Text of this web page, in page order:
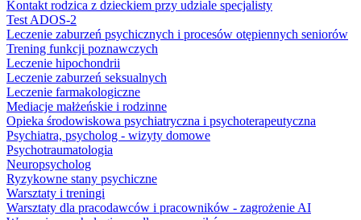
Kontakt rodzica z dzieckiem przy udziale specjalisty
Test ADOS-2
Leczenie zaburzeń psychicznych i procesów otępiennych seniorów
Trening funkcji poznawczych
Leczenie hipochondrii
Leczenie zaburzeń seksualnych
Leczenie farmakologiczne
Mediacje małżeńskie i rodzinne
Opieka środowiskowa psychiatryczna i psychoterapeutyczna
Psychiatra, psycholog - wizyty domowe
Psychotraumatologia
Neuropsycholog
Ryzykowne stany psychiczne
Warsztaty i treningi
Warsztaty dla pracodawców i pracowników - zagrożenie AI